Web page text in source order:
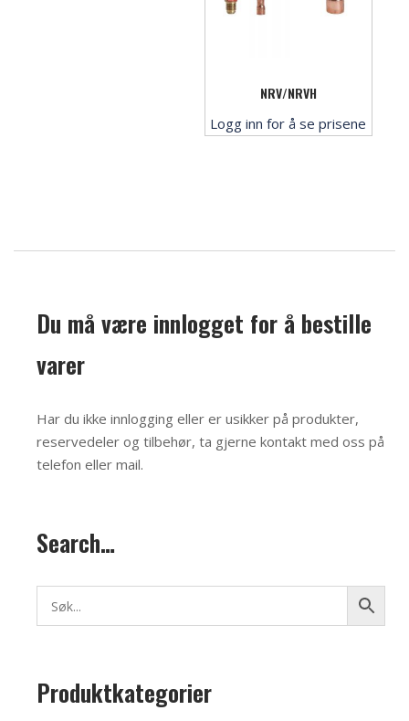
NRV/NRVH
Logg inn for å se prisene
Du må være innlogget for å bestille
varer
Har du ikke innlogging eller er usikker på produkter,
reservedeler og tilbehør, ta gjerne kontakt med oss på
telefon eller mail.
Search…
Produktkategorier